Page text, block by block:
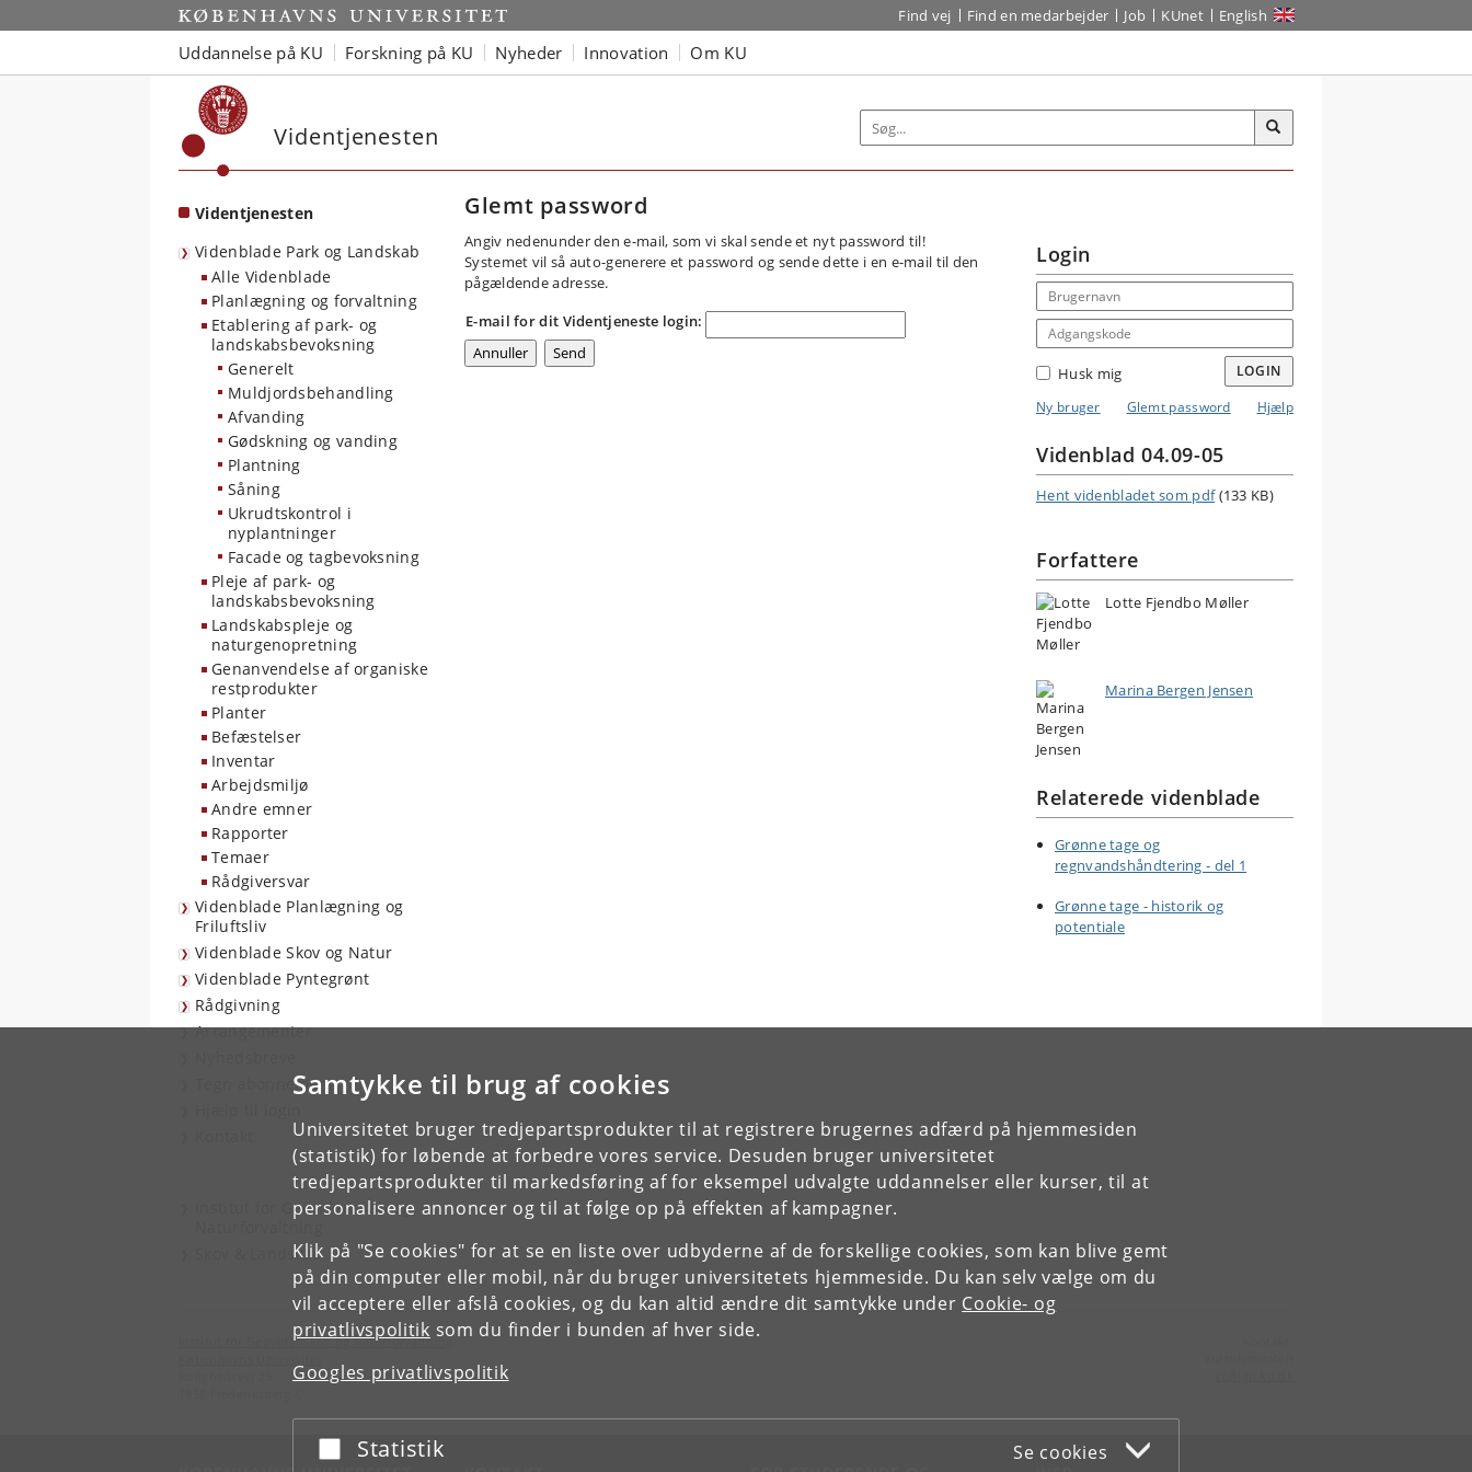
Samtykke til brug af cookies
Universitetet bruger tredjepartsprodukter til at registrere brugernes adfærd på hjemmesiden
(statistik) for løbende at forbedre vores service. Desuden bruger universitetet
tredjepartsprodukter til markedsføring af for eksempel udvalgte uddannelser eller kurser, til at
personalisere annoncer og til at følge op på effekten af kampagner.
Klik på "Se cookies" for at se en liste over udbyderne af de forskellige cookies, som kan blive gemt
på din computer eller mobil, når du bruger universitetets hjemmeside. Du kan selv vælge om du
vil acceptere eller afslå cookies, og du kan altid ændre dit samtykke under Cookie- og
privatlivspolitik som du finder i bunden af hver side.
Googles privatlivspolitik
Acceptér eller afslå
Statistik Se cookies
Start Find vej Find en medarbejder Job KUnet English
Uddannelse på KU Forskning på KU Nyheder Innovation Om KU
Videntjenesten
Videntjenesten
Videnblade Park og Landskab
Alle Videnblade
Planlægning og forvaltning
Etablering af park- og
landskabsbevoksning
Generelt
Muldjordsbehandling
Afvanding
Gødskning og vanding
Plantning
Såning
Ukrudtskontrol i
nyplantninger
Facade og tagbevoksning
Pleje af park- og
landskabsbevoksning
Landskabspleje og
naturgenopretning
Genanvendelse af organiske
restprodukter
Planter
Befæstelser
Inventar
Arbejdsmiljø
Andre emner
Rapporter
Temaer
Rådgiversvar
Videnblade Planlægning og
Friluftsliv
Videnblade Skov og Natur
Videnblade Pyntegrønt
Rådgivning
Arrangementer
Tegn abonnement
Institut for Geovidenskab og
Skov & Landskab
Glemt password
Angiv nedenunder den e-mail, som vi skal sende et nyt password til!
Systemet vil så auto-generere et password og sende dette i en e-mail til den
pågældende adresse.
E-mail for dit Videntjeneste login:
Login
Email address
Adgangskode
Husk mig
LOGIN
Ny bruger
Glemt password Hjælp
Videnblad 04.09-05
Hent videnbladet som pdf (133 KB)
Forfattere
Lotte Fjendbo Møller
Marina Bergen Jensen
Relaterede videnblade
Grønne tage og
regnvandshåndtering - del 1
Grønne tage - historik og
potentiale
Institut for Geovidenskab og Naturforvaltning